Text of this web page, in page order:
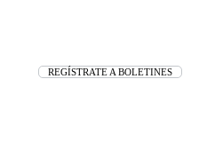
REGÍSTRATE A BOLETINES